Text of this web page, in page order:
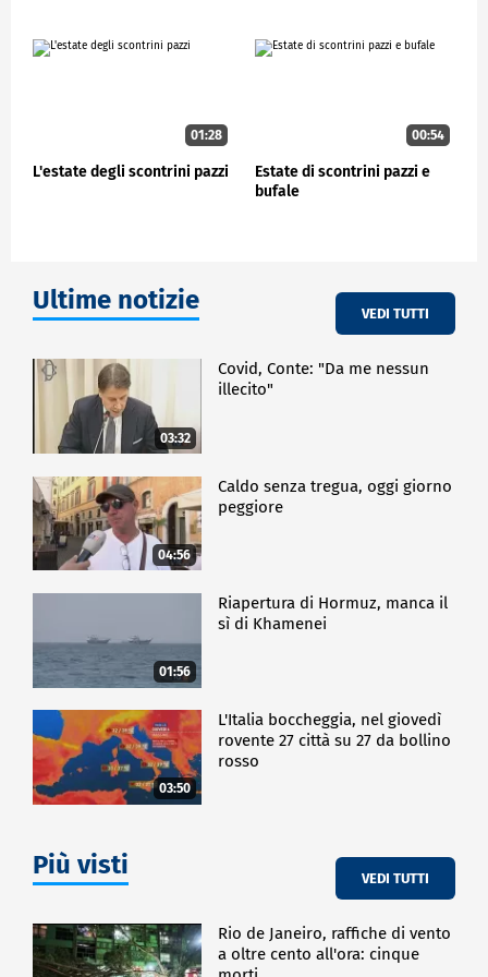
01:28
L'estate degli scontrini pazzi
00:54
Estate di scontrini pazzi e
bufale
Ultime notizie VEDI TUTTI
03:32
Covid, Conte: "Da me nessun
illecito"
04:56
Caldo senza tregua, oggi giorno
peggiore
01:56
Riapertura di Hormuz, manca il
sì di Khamenei
03:50
L'Italia boccheggia, nel giovedì
rovente 27 città su 27 da bollino
rosso
Più visti VEDI TUTTI
Rio de Janeiro, raffiche di vento
a oltre cento all'ora: cinque